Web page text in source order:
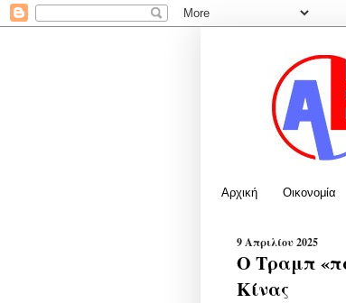
Αρχική Οικονομία
9 Απριλίου 2025
Ο Τραμπ
Κίνας